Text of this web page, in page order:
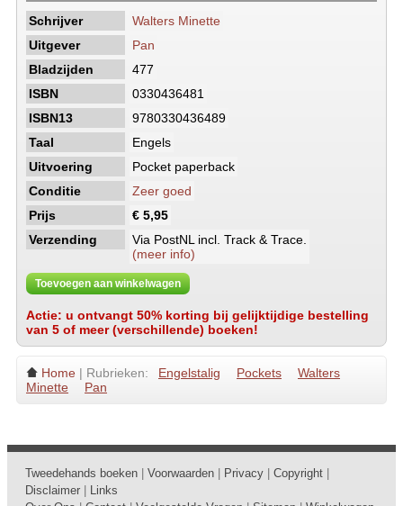
Schrijver
Walters Minette
Uitgever
Pan
Bladzijden
477
ISBN
0330436481
ISBN13
9780330436489
Taal
Engels
Uitvoering
Pocket paperback
Conditie
Zeer goed
Prijs
€ 5,95
Verzending
Via PostNL incl. Track & Trace.
(meer info)
Toevoegen aan winkelwagen
Actie: u ontvangt 50% korting bij gelijktijdige bestelling
van 5 of meer (verschillende) boeken!
Home | Rubrieken: Engelstalig Pockets
Walters
Minette
Pan
Tweedehands boeken Voorwaarden Privacy Copyright
Disclaimer
Links